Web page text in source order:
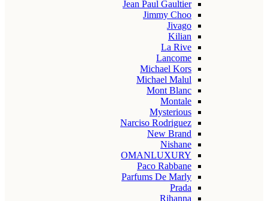
Jean Paul Gaultier
Jimmy Choo
Jivago
Kilian
La Rive
Lancome
Michael Kors
Michael Malul
Mont Blanc
Montale
Mysterious
Narciso Rodriguez
New Brand
Nishane
OMANLUXURY
Paco Rabbane
Parfums De Marly
Prada
Rihanna